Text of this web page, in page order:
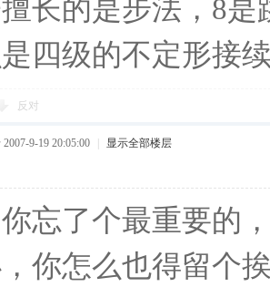
长的是步法，8
四级的不定形接
反对
9-19 20:05:00 显示全部楼层
忘了个最重要的
你怎么也得留个